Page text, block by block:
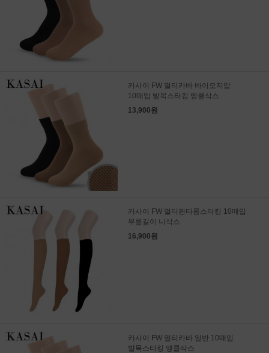
카사이 FW 멀티카바 바이오지압
10매입 발목스타킹 앵클삭스
13,900원
카사이 FW 멀티판타롱스타킹 10매입
무릎길이 니삭스
16,900원
카사이 FW 멀티카바 일반 10매입
발목스타킹 앵클삭스